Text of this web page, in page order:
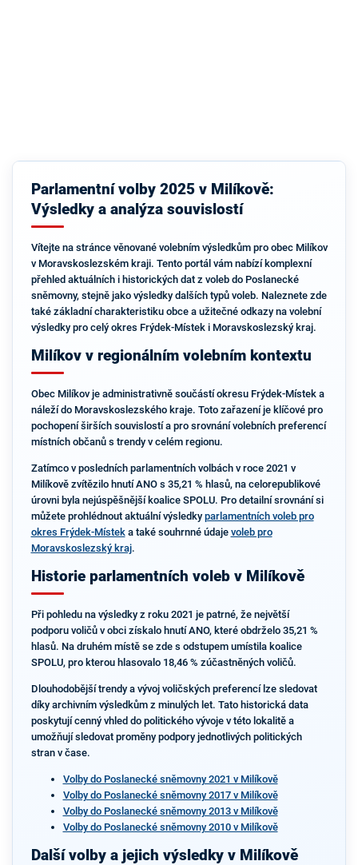
Parlamentní volby 2025 v Milíkově:
Výsledky a analýza souvislostí
Vítejte na stránce věnované volebním výsledkům pro obec Milíkov
v Moravskoslezském kraji. Tento portál vám nabízí komplexní
přehled aktuálních i historických dat z voleb do Poslanecké
sněmovny, stejně jako výsledky dalších typů voleb. Naleznete zde
také základní charakteristiku obce a užitečné odkazy na volební
výsledky pro celý okres Frýdek-Místek i Moravskoslezský kraj.
Milíkov v regionálním volebním kontextu
Obec Milíkov je administrativně součástí okresu Frýdek-Místek a
náleží do Moravskoslezského kraje. Toto zařazení je klíčové pro
pochopení širších souvislostí a pro srovnání volebních preferencí
místních občanů s trendy v celém regionu.
Zatímco v posledních parlamentních volbách v roce 2021 v
Milíkově zvítězilo hnutí ANO s 35,21 % hlasů, na celorepublikové
úrovni byla nejúspěšnější koalice SPOLU. Pro detailní srovnání si
můžete prohlédnout aktuální výsledky parlamentních voleb pro
okres Frýdek-Místeka také souhrnné údaje voleb pro
Moravskoslezský kraj.
Historie parlamentních voleb v Milíkově
Při pohledu na výsledky z roku 2021 je patrné, že největší
podporu voličů v obci získalo hnutí ANO, které obdrželo 35,21 %
hlasů. Na druhém místě se zde s odstupem umístila koalice
SPOLU, pro kterou hlasovalo 18,46 % zúčastněných voličů.
Dlouhodobější trendy a vývoj voličských preferencí lze sledovat
díky archivním výsledkům z minulých let. Tato historická data
poskytují cenný vhled do politického vývoje v této lokalitě a
umožňují sledovat proměny podpory jednotlivých politických
stran v čase.
Volby do Poslanecké sněmovny 2021 v Milíkově
Volby do Poslanecké sněmovny 2017 v Milíkově
Volby do Poslanecké sněmovny 2013 v Milíkově
Volby do Poslanecké sněmovny 2010 v Milíkově
Další volby a jejich výsledky v Milíkově